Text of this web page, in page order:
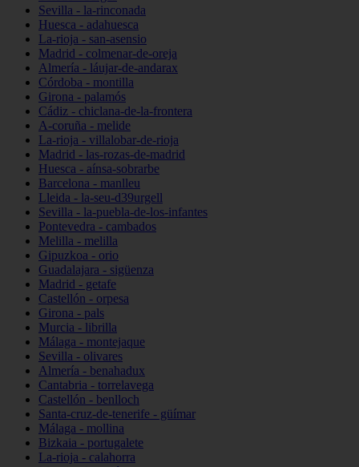
Sevilla - la-rinconada
Huesca - adahuesca
La-rioja - san-asensio
Madrid - colmenar-de-oreja
Almería - láujar-de-andarax
Córdoba - montilla
Girona - palamós
Cádiz - chiclana-de-la-frontera
A-coruña - melide
La-rioja - villalobar-de-rioja
Madrid - las-rozas-de-madrid
Huesca - aínsa-sobrarbe
Barcelona - manlleu
Lleida - la-seu-d39urgell
Sevilla - la-puebla-de-los-infantes
Pontevedra - cambados
Melilla - melilla
Gipuzkoa - orio
Guadalajara - sigüenza
Madrid - getafe
Castellón - orpesa
Girona - pals
Murcia - librilla
Málaga - montejaque
Sevilla - olivares
Almería - benahadux
Cantabria - torrelavega
Castellón - benlloch
Santa-cruz-de-tenerife - güímar
Málaga - mollina
Bizkaia - portugalete
La-rioja - calahorra